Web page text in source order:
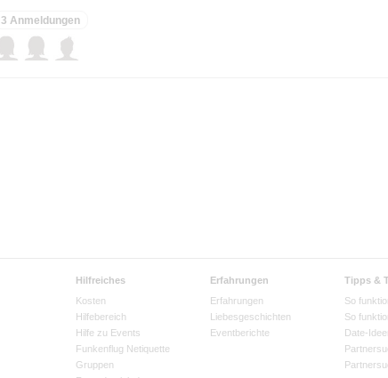
3 Anmeldungen
Hilfreiches
Kosten
Hilfebereich
Hilfe zu Events
Funkenflug Netiquette
Gruppen
Erfahrungen
Erfahrungen
Liebesgeschichten
Eventberichte
Tipps &
So
So
Date-